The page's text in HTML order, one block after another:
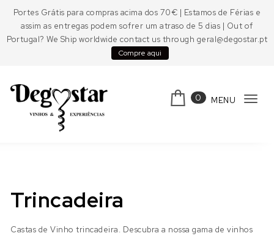
Portes Grátis para compras acima dos 70€ | Estamos de Férias e
assim as entregas podem sofrer um atraso de 5 dias | Out of
Portugal? We Ship worldwide contact us through geral@degostar.pt
Compre aqui
0 MENU
Trincadeira
Castas de Vinho trincadeira. Descubra a nossa gama de vinhos